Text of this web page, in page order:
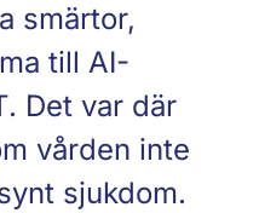
smärtor,
till AI-
Det var där
vården inte
sjukdom.